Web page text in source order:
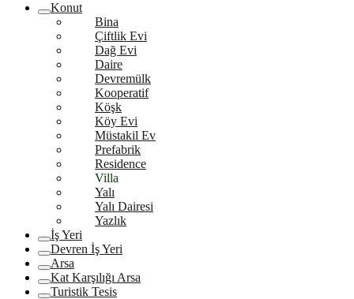
Konut
Bina
Çiftlik Evi
Dağ Evi
Daire
Devremülk
Kooperatif
Köşk
Köy Evi
Müstakil Ev
Prefabrik
Residence
Villa
Yalı
Yalı Dairesi
Yazlık
İş Yeri
Devren İş Yeri
Arsa
Kat Karşılığı Arsa
Turistik Tesis